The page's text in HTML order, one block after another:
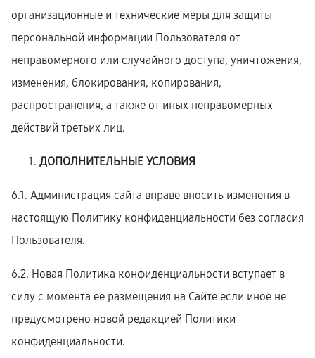
организационные и технические меры для защиты
персональной информации Пользователя от
неправомерного или случайного доступа, уничтожения,
изменения, блокирования, копирования,
распространения, а также от иных неправомерных
действий третьих лиц.
ДОПОЛНИТЕЛЬНЫЕ УСЛОВИЯ
6.1. Администрация сайта вправе вносить изменения в
настоящую Политику конфиденциальности без согласия
Пользователя.
6.2. Новая Политика конфиденциальности вступает в
силу с момента ее размещения на Сайте если иное не
предусмотрено новой редакцией Политики
конфиденциальности.